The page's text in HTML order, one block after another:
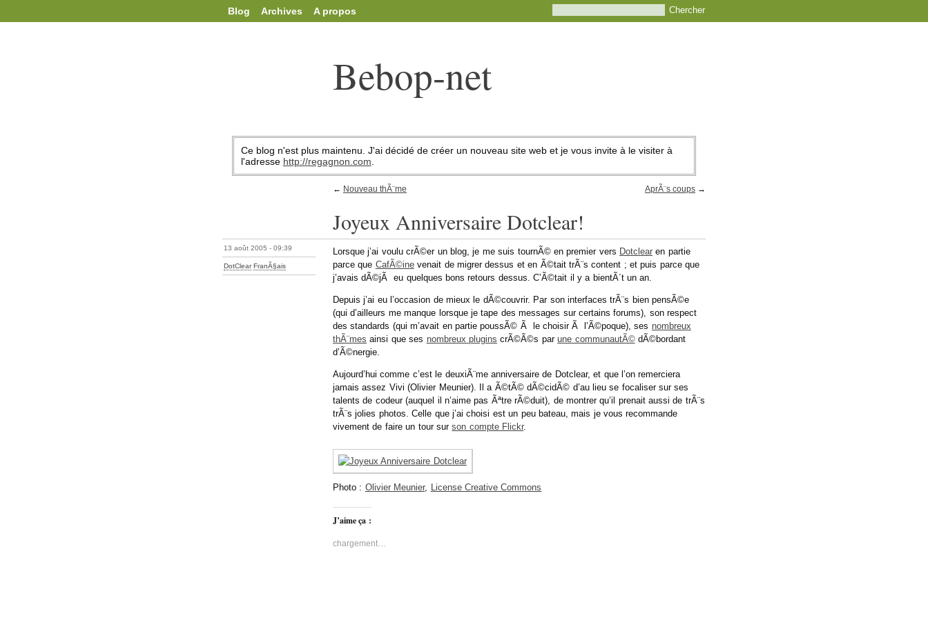
Blog Archives A propos
Bebop-net
Ce blog n'est plus maintenu. J'ai décidé de créer un nouveau site web et je vous invite à le visiter à
l'adresse http://regagnon.com
← Nouveau thÃ¨me AprÃ¨s coups →
Joyeux Anniversaire Dotclear!
13 août 2005 - 09:39
DotClear FranÃ§ais
Lorsque j’ai voulu crÃ©er un blog, je me suis tournÃ© en premier vers Dotclear en partie
parce que CafÃ©inevenait de migrer dessus et en Ã©tait trÃ¨s content ; et puis parce que
j’avais dÃ©jÃ eu quelques bons retours dessus. C’Ã©tait il y a bientÃ´t un an.
Depuis j’ai eu l’occasion de mieux le dÃ©couvrir. Par son interfaces trÃ¨s bien pensÃ©e
(qui d’ailleurs me manque lorsque je tape des messages sur certains forums), son respect
des standards (qui m’avait en partie poussÃ© Ã le choisir Ã l’Ã©poque), ses nombreux
thÃ¨mes ainsi que ses nombreux plugins crÃ©Ã©s parune communautÃ©dÃ©bordant
d’Ã©nergie.
Aujourd’hui comme c’est le deuxiÃ¨me anniversaire de Dotclear, et que l’on remerciera
jamais assez Vivi (Olivier Meunier). Il a Ã©tÃ© dÃ©cidÃ© d’au lieu se focaliser sur ses
talents de codeur (auquel il n’aime pas Ãªtre rÃ©duit), de montrer qu’il prenait aussi de trÃ¨s
trÃ¨s jolies photos. Celle que j’ai choisi est un peu bateau, mais je vous recommande
vivement de faire un tour surson compte Flickr.
Photo : Olivier Meunier, License Creative Commons
J’aime ça :
chargement…